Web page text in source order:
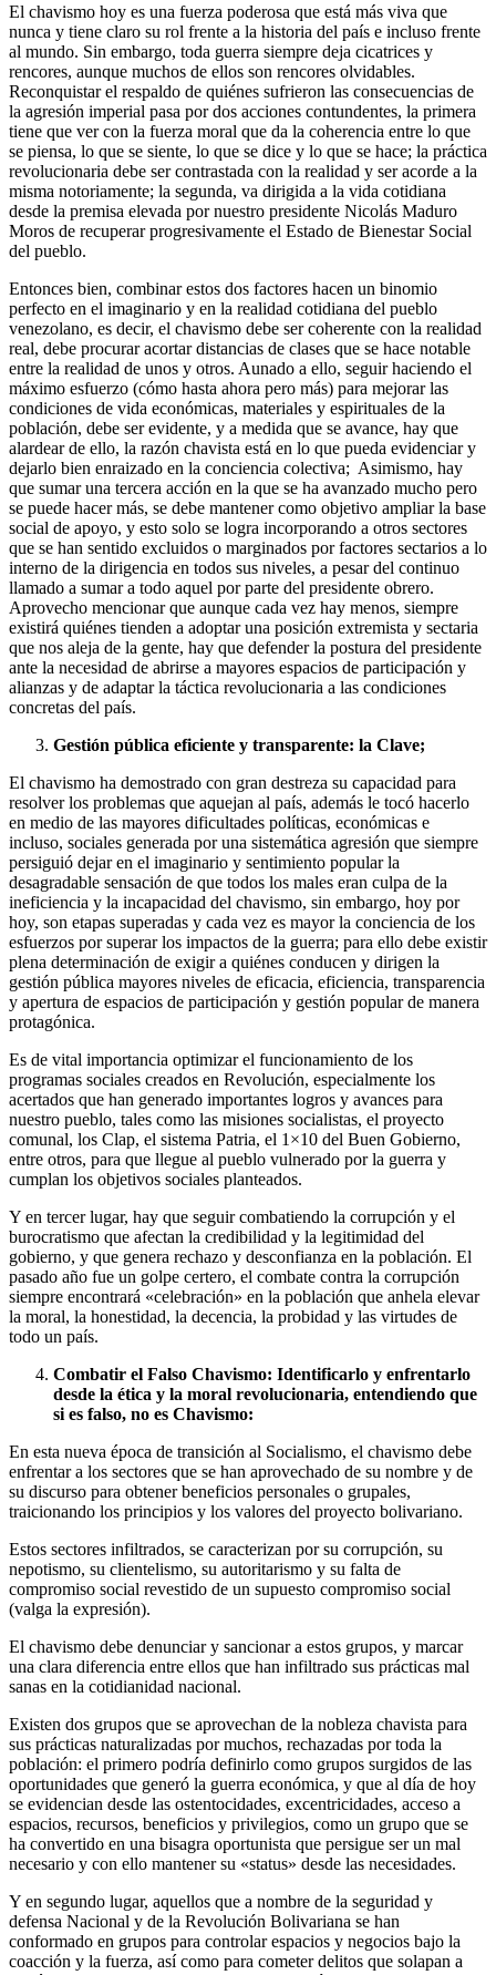
El chavismo hoy es una fuerza poderosa que está más viva que
nunca y tiene claro su rol frente a la historia del país e incluso frente
al mundo. Sin embargo, toda guerra siempre deja cicatrices y
rencores, aunque muchos de ellos son rencores olvidables.
Reconquistar el respaldo de quiénes sufrieron las consecuencias de
la agresión imperial pasa por dos acciones contundentes, la primera
tiene que ver con la fuerza moral que da la coherencia entre lo que
se piensa, lo que se siente, lo que se dice y lo que se hace; la práctica
revolucionaria debe ser contrastada con la realidad y ser acorde a la
misma notoriamente; la segunda, va dirigida a la vida cotidiana
desde la premisa elevada por nuestro presidente Nicolás Maduro
Moros de recuperar progresivamente el Estado de Bienestar Social
del pueblo.
Entonces bien, combinar estos dos factores hacen un binomio
perfecto en el imaginario y en la realidad cotidiana del pueblo
venezolano, es decir, el chavismo debe ser coherente con la realidad
real, debe procurar acortar distancias de clases que se hace notable
entre la realidad de unos y otros. Aunado a ello, seguir haciendo el
máximo esfuerzo (cómo hasta ahora pero más) para mejorar las
condiciones de vida económicas, materiales y espirituales de la
población, debe ser evidente, y a medida que se avance, hay que
alardear de ello, la razón chavista está en lo que pueda evidenciar y
dejarlo bien enraizado en la conciencia colectiva; Asimismo, hay
que sumar una tercera acción en la que se ha avanzado mucho pero
se puede hacer más, se debe mantener como objetivo ampliar la base
social de apoyo, y esto solo se logra incorporando a otros sectores
que se han sentido excluidos o marginados por factores sectarios a lo
interno de la dirigencia en todos sus niveles, a pesar del continuo
llamado a sumar a todo aquel por parte del presidente obrero.
Aprovecho mencionar que aunque cada vez hay menos, siempre
existirá quiénes tienden a adoptar una posición extremista y sectaria
que nos aleja de la gente, hay que defender la postura del presidente
ante la necesidad de abrirse a mayores espacios de participación y
alianzas y de adaptar la táctica revolucionaria a las condiciones
concretas del país.
Gestión pública eficiente y transparente: la Clave;
El chavismo ha demostrado con gran destreza su capacidad para
resolver los problemas que aquejan al país, además le tocó hacerlo
en medio de las mayores dificultades políticas, económicas e
incluso, sociales generada por una sistemática agresión que siempre
persiguió dejar en el imaginario y sentimiento popular la
desagradable sensación de que todos los males eran culpa de la
ineficiencia y la incapacidad del chavismo, sin embargo, hoy por
hoy, son etapas superadas y cada vez es mayor la conciencia de los
esfuerzos por superar los impactos de la guerra; para ello debe existir
plena determinación de exigir a quiénes conducen y dirigen la
gestión pública mayores niveles de eficacia, eficiencia, transparencia
y apertura de espacios de participación y gestión popular de manera
protagónica.
Es de vital importancia optimizar el funcionamiento de los
programas sociales creados en Revolución, especialmente los
acertados que han generado importantes logros y avances para
nuestro pueblo, tales como las misiones socialistas, el proyecto
comunal, los Clap, el sistema Patria, el 1×10 del Buen Gobierno,
entre otros, para que llegue al pueblo vulnerado por la guerra y
cumplan los objetivos sociales planteados.
Y en tercer lugar, hay que seguir combatiendo la corrupción y el
burocratismo que afectan la credibilidad y la legitimidad del
gobierno, y que genera rechazo y desconfianza en la población. El
pasado año fue un golpe certero, el combate contra la corrupción
siempre encontrará «celebración» en la población que anhela elevar
la moral, la honestidad, la decencia, la probidad y las virtudes de
todo un país.
Combatir el Falso Chavismo: Identificarlo y enfrentarlo
desde la ética y la moral revolucionaria, entendiendo que
si es falso, no es Chavismo:
En esta nueva época de transición al Socialismo, el chavismo debe
enfrentar a los sectores que se han aprovechado de su nombre y de
su discurso para obtener beneficios personales o grupales,
traicionando los principios y los valores del proyecto bolivariano.
Estos sectores infiltrados, se caracterizan por su corrupción, su
nepotismo, su clientelismo, su autoritarismo y su falta de
compromiso social revestido de un supuesto compromiso social
(valga la expresión).
El chavismo debe denunciar y sancionar a estos grupos, y marcar
una clara diferencia entre ellos que han infiltrado sus prácticas mal
sanas en la cotidianidad nacional.
Existen dos grupos que se aprovechan de la nobleza chavista para
sus prácticas naturalizadas por muchos, rechazadas por toda la
población: el primero podría definirlo como grupos surgidos de las
oportunidades que generó la guerra económica, y que al día de hoy
se evidencian desde las ostentocidades, excentricidades, acceso a
espacios, recursos, beneficios y privilegios, como un grupo que se
ha convertido en una bisagra oportunista que persigue ser un mal
necesario y con ello mantener su «status» desde las necesidades.
Y en segundo lugar, aquellos que a nombre de la seguridad y
defensa Nacional y de la Revolución Bolivariana se han
conformado en grupos para controlar espacios y negocios bajo la
coacción y la fuerza, así como para cometer delitos que solapan a